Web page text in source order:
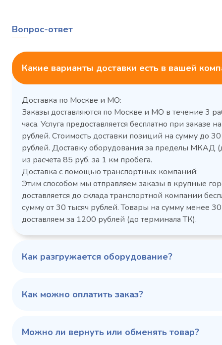
Холодильный шкаф Polair
CM105-G из нержавеющей
стали
Расход
электроэнергии за
сутки, кВт/ч, не
3,5
размеры (Д х Ш х В),
режим, °C
100 343 ₽ ✓ В наличии
TM2-G
Артикул
размеры
мм
Серия
102
Вопрос-ответ
Какие варианты доставки есть в вашей
Доставка по Москве и МО:
Заказы доставляются по Москве и МО в течение 3
часа. Услуга предоставляется бесплатно при заказе
рублей. Стоимость доставки позиций на сумму до
рублей. Доставку оборудования за пределы МКАД
из расчета 85 руб. за 1 км пробега.
Доставка с помощью транспортных компаний:
Этим способом мы отправляем заказы в крупные
доставляется до склада транспортной компании
сумму от 30 тысяч рублей. Товары на сумму менее
доставляем за 1200 рублей (до терминала ТК).
Как разгружается оборудование?
Как можно оплатить заказ?
Можно ли вернуть или обменять товар?